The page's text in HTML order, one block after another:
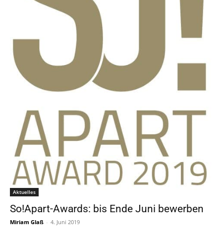
Aktuelles
So!Apart-Awards: bis Ende Juni bewerben
Miriam Glaß - 4. Juni 2019